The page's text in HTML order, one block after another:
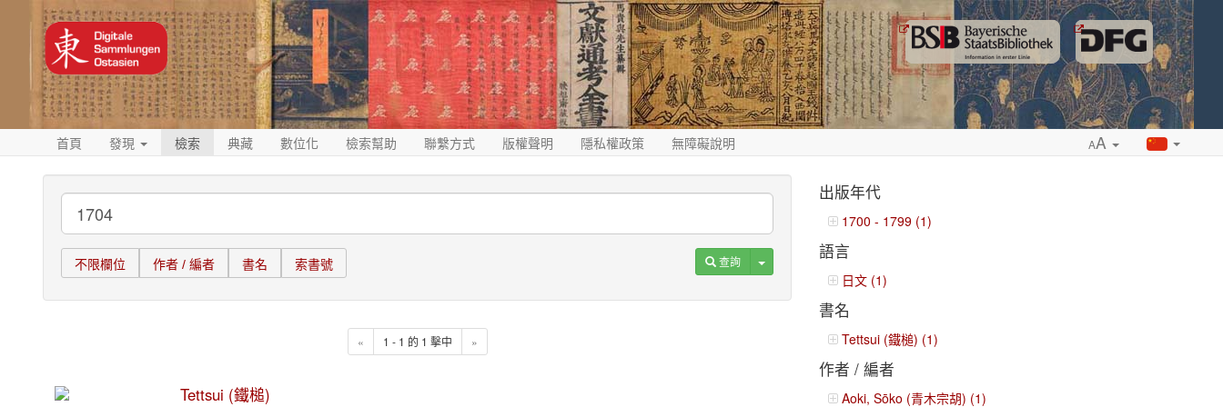
首頁 發現 檢索 典藏 數位化 檢索幫助 聯繫方式 版權聲明 隱私權政策 無障礙說明 AA
不限欄位 作者 / 編者 書名 索書號 查詢 Toggle Dropdown
« 1 - 1 的 1 擊中 »
Tettsui (鐵槌)
出版年代
1700 - 1799 (1)
語言
日文 (1)
書名
Tettsui (鐵槌) (1)
作者 / 編者
Aoki, Sōko (青木宗胡) (1)